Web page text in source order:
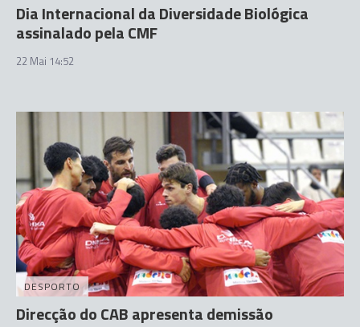
Dia Internacional da Diversidade Biológica
assinalado pela CMF
22 Mai 14:52
DESPORTO
Direcção do CAB apresenta demissão